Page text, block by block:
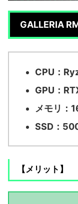
GALLERIA
CPU：
GPU：
メモリ：
SSD：
【メリット】